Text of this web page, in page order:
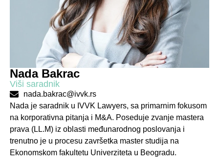
Nada Bakrac
Viši saradnik
nada.bakrac@ivvk.rs
Nada je saradnik u IVVK Lawyers, sa primarnim fokusom
na korporativna pitanja i M&A. Poseduje zvanje mastera
prava (LL.M) iz oblasti međunarodnog poslovanja i
trenutno je u procesu završetka master studija na
Ekonomskom fakultetu Univerziteta u Beogradu.